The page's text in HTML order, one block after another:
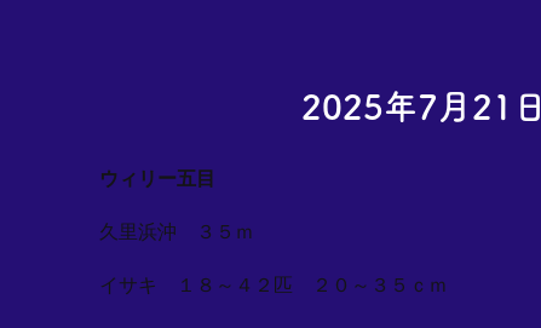
2025年7月21日
ウィリー五目
久里浜沖 ３５ｍ
イサキ １８～４２匹 ２０～３５ｃｍ